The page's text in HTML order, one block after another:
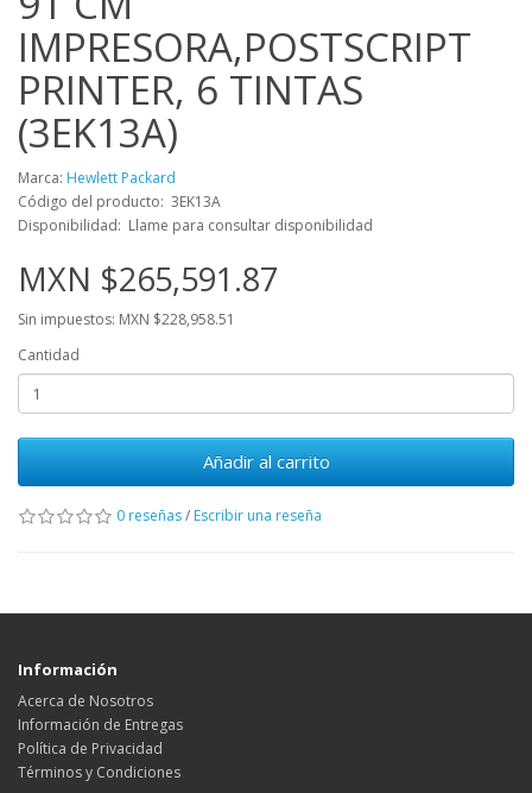
IMPRESORA,POSTSCRIPT
PRINTER, 6 TINTAS
(3EK13A)
Marca: Hewlett Packard
Código del producto: 3EK13A
Disponibilidad: Llame para consultar disponibilidad
MXN $265,591.87
Sin impuestos: MXN $228,958.51
Cantidad
Añadir al carrito
0 reseñas/ Escribir una reseña
Información
Acerca de Nosotros
Información de Entregas
Política de Privacidad
Términos y Condiciones